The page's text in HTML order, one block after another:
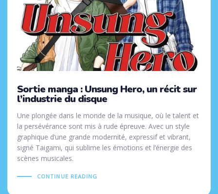
Sortie manga : Unsung Hero, un récit sur
l’industrie du disque
Une plongée dans le monde de la musique, où le talent et
la persévérance sont mis à rude épreuve. Avec un style
graphique d’une grande modernité, expressif et vibrant,
signé Taigami, qui sublime les émotions et l’énergie des
scènes musicales.
CONTINUE READING